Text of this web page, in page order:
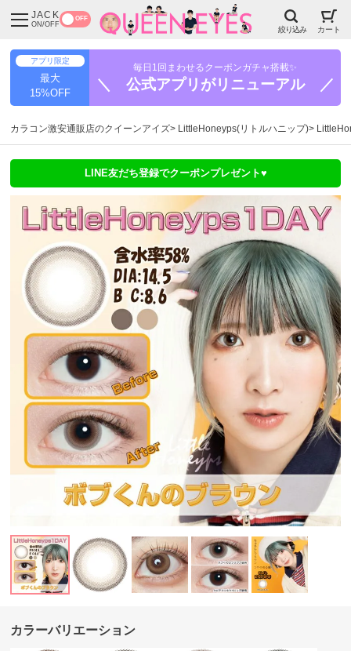
JACK
ON/OFF
OFF
絞り込み カート
アプリ限定
最大
15%OFF
毎日1回まわせるクーポンガチャ搭載✨
＼ 公式アプリがリニューアル ／
カラコン激安通販店のクイーンアイズ LittleHoneyps(リトルハニップ)
LINE友だち登録でクーポンプレゼント♥
カラーバリエーション